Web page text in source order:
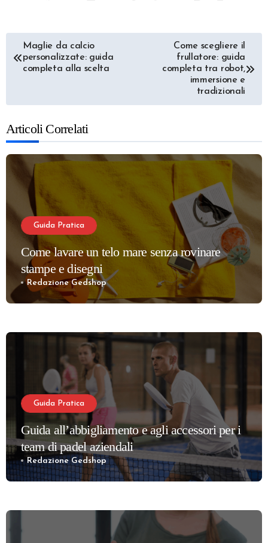
Navigazione
articoli
Maglie da calcio
personalizzate: guida
completa alla scelta
Come scegliere il
frullatore: guida
completa tra robot,
immersione e
tradizionali
Articoli Correlati
Guida Pratica
Come lavare un telo mare senza rovinare
stampe e disegni
Redazione Gedshop
Guida Pratica
Guida all’abbigliamento e agli accessori per i
team di padel aziendali
Redazione Gedshop